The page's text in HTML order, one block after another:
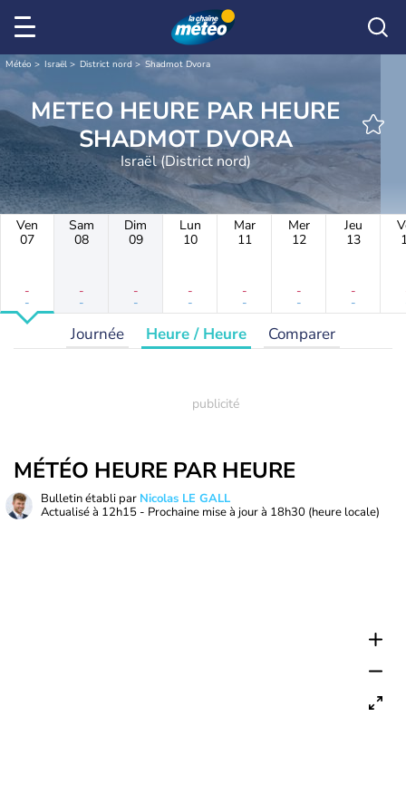
Météo Israël District nord Shadmot Dvora
METEO HEURE PAR HEURE
SHADMOT DVORA
Israël (District nord)
Ven
07
-
-
Sam
08
-
-
Dim
09
-
-
Lun
10
-
-
Mar
11
-
-
Mer
12
-
-
Jeu
13
-
-
Journée Heure / Heure Comparer
MÉTÉO HEURE PAR HEURE
Bulletin établi par Nicolas LE GALL
Actualisé à 12h15 - Prochaine mise à jour à 18h30 (heure locale)